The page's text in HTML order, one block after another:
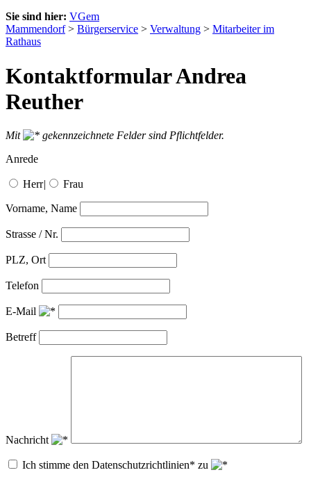
Sie sind hier: VGem
Mammendorf> Bürgerservice > Verwaltung > Mitarbeiter im
Rathaus
Kontaktformular Andrea
Reuther
Mit
gekennzeichnete Felder sind Pflichtfelder.
Anrede
Herr| Frau
Vorname, Name
Strasse / Nr.
PLZ, Ort
Telefon
E-Mail
Betreff
Nachricht
Ich stimme den Datenschutzrichtlinien* zu